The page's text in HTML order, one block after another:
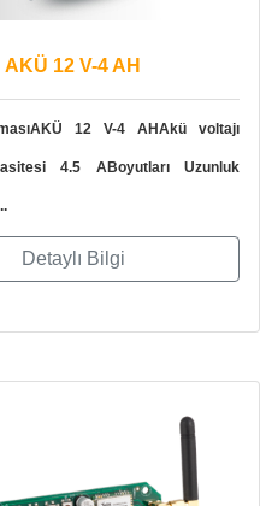
AKÜ 12 V-4 AH
12 V-4 AHAkü voltajı
4.5 ABoyutları Uzunluk
Detaylı Bilgi